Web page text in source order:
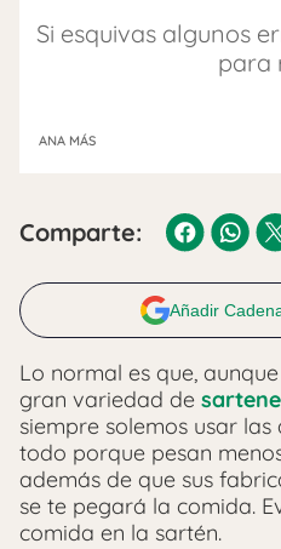
Si esquivas algunos
para
ANA MÁS
Comparte:
Añadir
Lo normal es que,
gran variedad de
siempre solemos usar
todo porque pesan
además de que sus
se te pegará la comida.
comida en la sartén.